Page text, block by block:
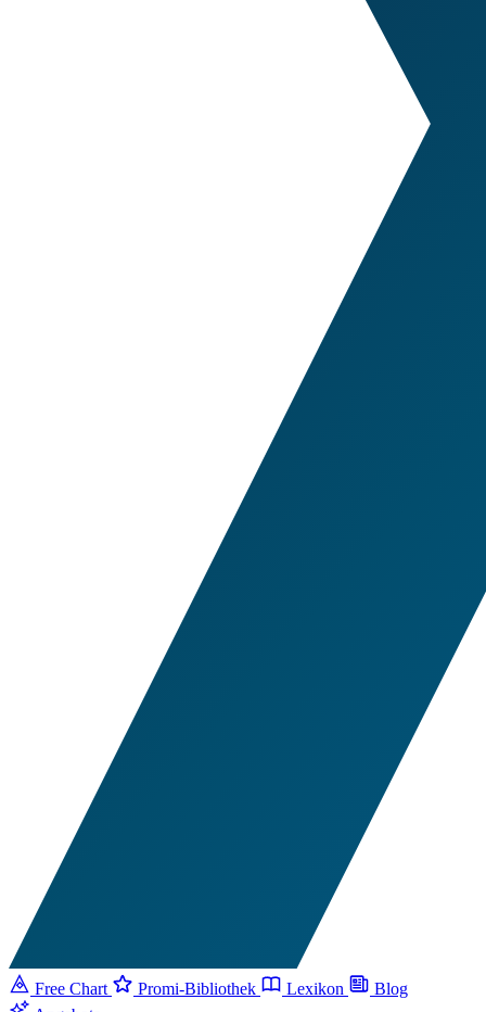
Free Chart Promi-Bibliothek Lexikon
Blog